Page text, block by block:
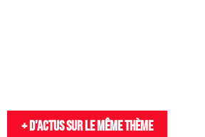
+ D'actus sur le même thème